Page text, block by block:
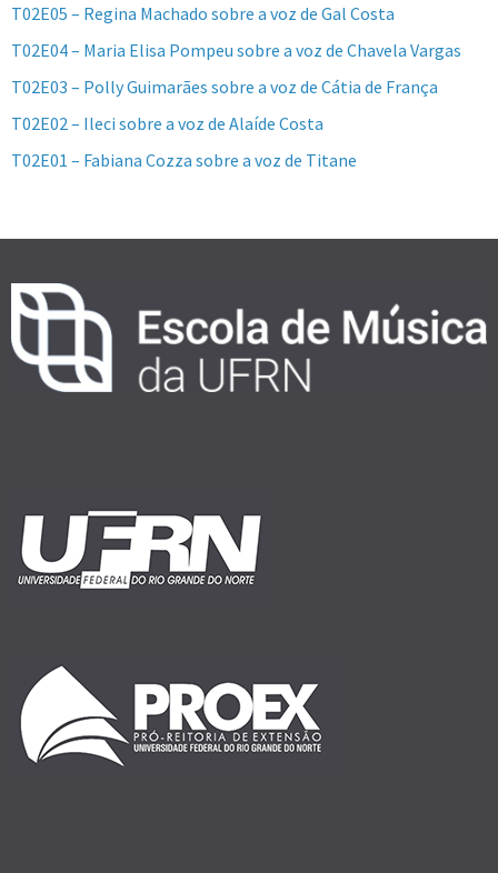
T02E05 – Regina Machado sobre a voz de Gal Costa
T02E04 – Maria Elisa Pompeu sobre a voz de Chavela Vargas
T02E03 – Polly Guimarães sobre a voz de Cátia de França
T02E02 – Ileci sobre a voz de Alaíde Costa
T02E01 – Fabiana Cozza sobre a voz de Titane